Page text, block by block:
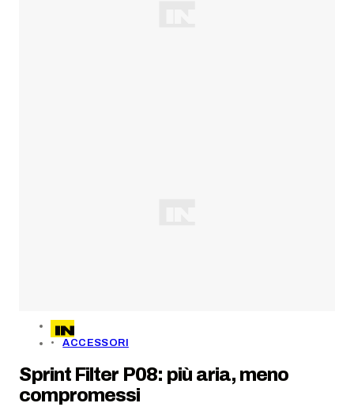
ACCESSORI
Sprint Filter P08: più aria, meno
compromessi